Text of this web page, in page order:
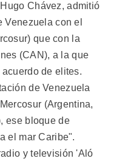
Chávez, admitió
con el
que con la
(CAN), a la que
de elites.
de Venezuela
(Argentina,
ese bloque de
el mar Caribe".
y televisión 'Aló